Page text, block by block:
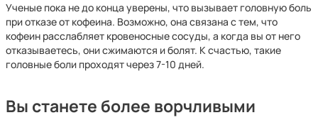
Ученые пока не до конца уверены, что вызывает головную боль
при отказе от кофеина. Возможно, она связана с тем, что
кофеин расслабляет кровеносные сосуды, а когда вы от него
отказываетесь, они сжимаются и болят. К счастью, такие
головные боли проходят через 7-10 дней.
Вы станете более ворчливыми